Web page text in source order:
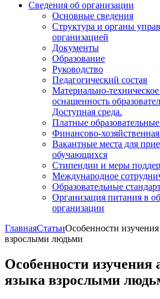
Сведения об организации
Основные сведения
Структура и органы
организацией
Документы
Образование
Руководство
Педагогический состав
Материально-
оснащенность
Доступная среда.
Платные
Финансово-хозяйственная
Вакантные места для
обучающихся
Стипендии и меры
Международное
Образовательные
Организация питания в
организации
ГлавнаяСтатьиОсобенности
взрослыми людьми
Особенности изучения
языка взрослыми